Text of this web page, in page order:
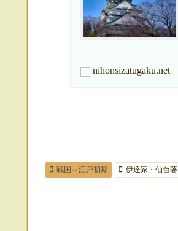
nihonsizatugaku.net
戦国～江戸初期 伊達家・仙台藩